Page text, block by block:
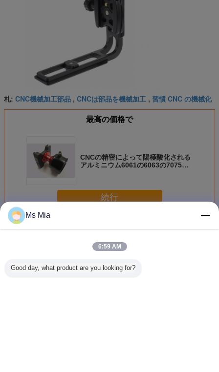
札: CNC機械加工部品 , CNCは部品を機械加工 , 習慣 CNC の機械化
最高の価格で
CNCの精密によって陽極酸化される
アルミニウム6061の6063の7075の
続行
多くCNC アルミニウム部品
Ms Mia
6:59 AM
Good day, what product are you looking for?